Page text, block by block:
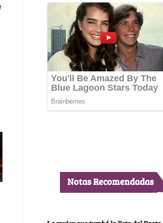
Notas Recomendadas